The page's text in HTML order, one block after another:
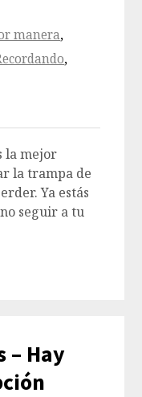
manera,
,
la mejor
la trampa de
Ya estás
seguir a tu
– Hay